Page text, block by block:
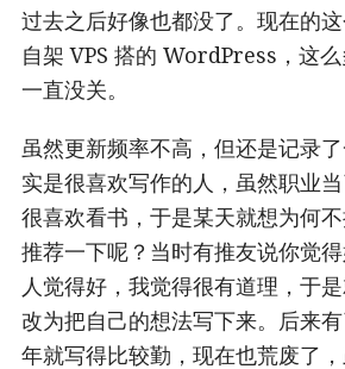
过去之后好像也都没了。现在的
自架 VPS 搭的 WordPress，这
一直没关。
虽然更新频率不高，但还是记录
实是很喜欢写作的人，虽然职业
很喜欢看书，于是某天就想为何
推荐一下呢？当时有推友说你觉
人觉得好，我觉得很有道理，于
改为把自己的想法写下来。后来
年就写得比较勤，现在也荒废了